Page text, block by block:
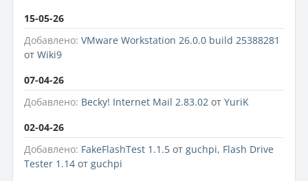
15-05-26
Добавлено: VMware Workstation 26.0.0 build 25388281
от Wiki9
07-04-26
Добавлено: Becky! Internet Mail 2.83.02 от YuriK
02-04-26
Добавлено: FakeFlashTest 1.1.5 от guchpi, Flash Drive
Tester 1.14 от guchpi